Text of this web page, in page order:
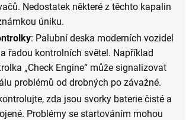
Nedostatek některé z těchto kapalin
úniku.
: Palubní deska moderních vozidel
řadou kontrolních světel. Například
„Check Engine“ může signalizovat
problémů od drobných po závažné.
zda jsou svorky baterie čisté a
Problémy se startováním mohou